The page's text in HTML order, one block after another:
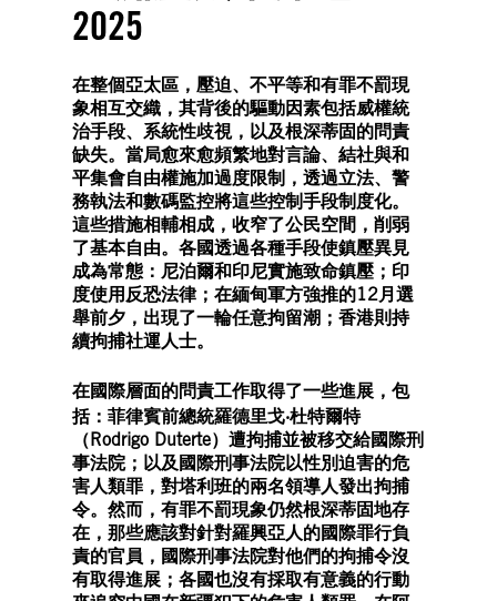
2025
在整個亞太區，壓迫、不平等和有罪不罰現
象相互交織，其背後的驅動因素包括威權統
治手段、系統性歧視，以及根深蒂固的問責
缺失。當局愈來愈頻繁地對言論、結社與和
平集會自由權施加過度限制，透過立法、警
務執法和數碼監控將這些控制手段制度化。
這些措施相輔相成，收窄了公民空間，削弱
了基本自由。各國透過各種手段使鎮壓異見
成為常態：尼泊爾和印尼實施致命鎮壓；印
度使用反恐法律；在緬甸軍方強推的12月選
舉前夕，出現了一輪任意拘留潮；香港則持
續拘捕社運人士。
在國際層面的問責工作取得了一些進展，包
括：菲律賓前總統羅德里戈‧杜特爾特
（Rodrigo Duterte）遭拘捕並被移交給國際刑
事法院；以及國際刑事法院以性別迫害的危
害人類罪，對塔利班的兩名領導人發出拘捕
令。然而，有罪不罰現象仍然根深蒂固地存
在，那些應該對針對羅興亞人的國際罪行負
責的官員，國際刑事法院對他們的拘捕令沒
有取得進展；各國也沒有採取有意義的行動